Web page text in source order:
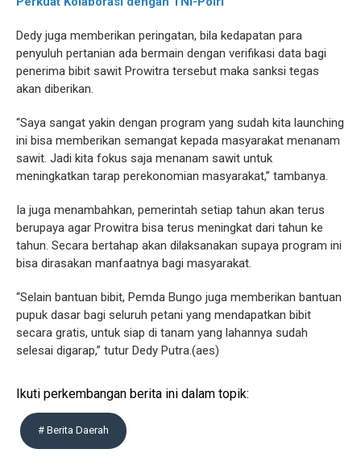
Dedy juga memberikan peringatan, bila kedapatan para
penyuluh pertanian ada bermain dengan verifikasi data bagi
penerima bibit sawit Prowitra tersebut maka sanksi tegas
akan diberikan.
“Saya sangat yakin dengan program yang sudah kita launching
ini bisa memberikan semangat kepada masyarakat menanam
sawit. Jadi kita fokus saja menanam sawit untuk
meningkatkan tarap perekonomian masyarakat,” tambanya.
Ia juga menambahkan, pemerintah setiap tahun akan terus
berupaya agar Prowitra bisa terus meningkat dari tahun ke
tahun. Secara bertahap akan dilaksanakan supaya program ini
bisa dirasakan manfaatnya bagi masyarakat.
“Selain bantuan bibit, Pemda Bungo juga memberikan bantuan
pupuk dasar bagi seluruh petani yang mendapatkan bibit
secara gratis, untuk siap di tanam yang lahannya sudah
selesai digarap,” tutur Dedy Putra.(aes)
Ikuti perkembangan berita ini dalam topik:
# Berita Daerah